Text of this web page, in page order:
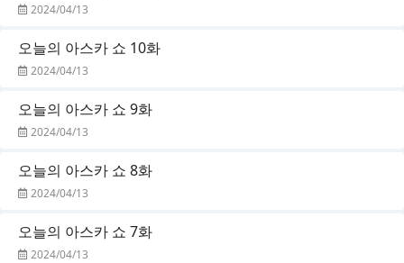
2024/04/13
오늘의 아스카 쇼 10화
2024/04/13
오늘의 아스카 쇼 9화
2024/04/13
오늘의 아스카 쇼 8화
2024/04/13
오늘의 아스카 쇼 7화
2024/04/13